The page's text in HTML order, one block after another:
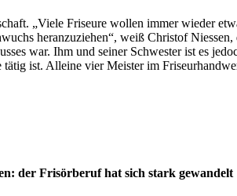
„Viele Friseure wollen immer wieder
heranzuziehen“, weiß Christof
war. Ihm und seiner Schwester ist es
tätig ist. Alleine vier Meister im
der Frisörberuf hat sich stark gewandelt